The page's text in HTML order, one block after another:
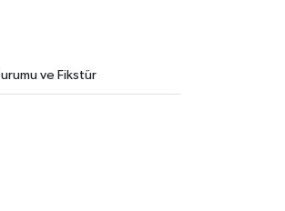
ve Fikstür